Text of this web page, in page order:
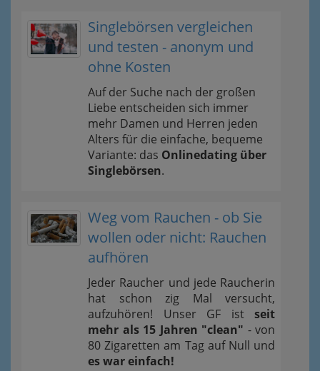
Singlebörsen vergleichen
und testen - anonym und
ohne Kosten
Auf der Suche nach der großen
Liebe entscheiden sich immer
mehr Damen und Herren jeden
Alters für die einfache, bequeme
Variante: das Onlinedating über
Singlebörsen.
Weg vom Rauchen - ob Sie
wollen oder nicht: Rauchen
aufhören
Jeder Raucher und jede Raucherin
hat schon zig Mal versucht,
aufzuhören! Unser GF ist seit
mehr als 15 Jahren "clean" - von
80 Zigaretten am Tag auf Null und
es war einfach!